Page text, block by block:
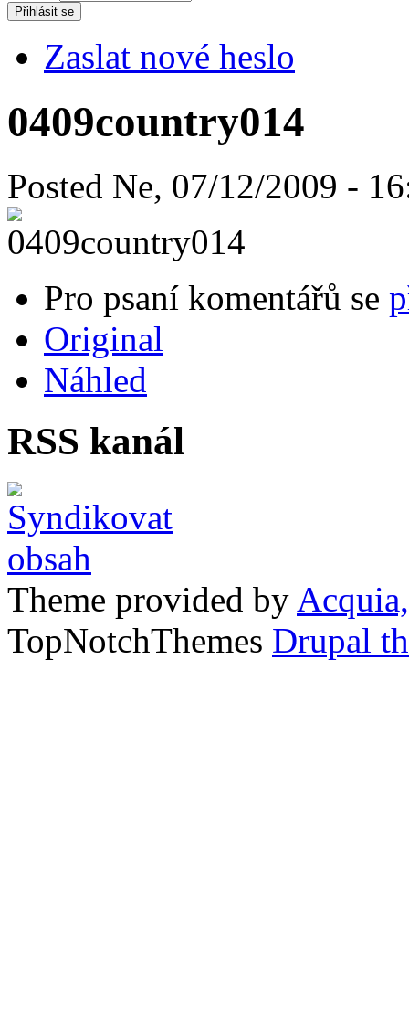
Zaslat nové heslo
0409country014
Posted Ne, 07/12/2009 -
Pro psaní komentářů se
Original
Náhled
RSS kanál
Theme provided by
TopNotchThemes Drupal